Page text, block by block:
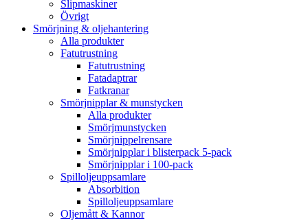
Slipmaskiner
Övrigt
Smörjning & oljehantering
Alla produkter
Fatutrustning
Fatutrustning
Fatadaptrar
Fatkranar
Smörjnipplar & munstycken
Alla produkter
Smörjmunstycken
Smörjnippelrensare
Smörjnipplar i blisterpack 5-pack
Smörjnipplar i 100-pack
Spilloljeuppsamlare
Absorbition
Spilloljeuppsamlare
Oljemått & Kannor